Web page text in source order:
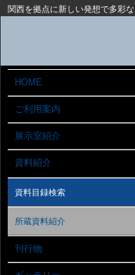
関西を拠点に新しい発想で多彩
HOME
ご利用案内
展示室紹介
資料紹介
資料目録検索
所蔵資料紹介
刊行物